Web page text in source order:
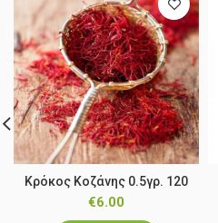
Κρόκος Κοζάνης 0.5γρ. 120
€6.00